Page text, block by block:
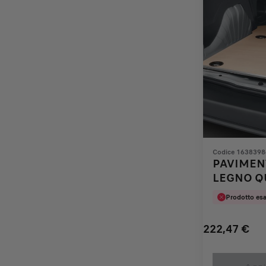
Codice
LEGNO
Prodotto
222,47 €
Price
Quantity